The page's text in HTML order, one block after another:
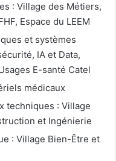
: Village des Métiers,
Espace du LEEM
et systèmes
IA et Data,
E-santé Catel
médicaux
techniques : Village
et Ingénierie
: Village Bien-Être et